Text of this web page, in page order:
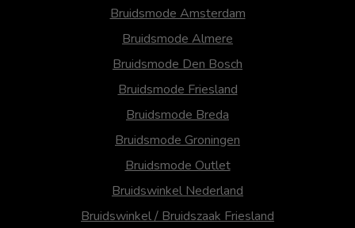
Bruidsmode Amsterdam
Bruidsmode Almere
Bruidsmode Den Bosch
Bruidsmode Friesland
Bruidsmode Breda
Bruidsmode Groningen
Bruidsmode Outlet
Bruidswinkel Nederland
Bruidswinkel / Bruidszaak Friesland